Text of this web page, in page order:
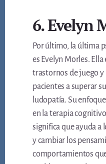
6. Evelyn
Por último, la última
es Evelyn Morles. Ella
trastornos de juego y
pacientes a superar
ludopatía. Su
en la terapia
significa que ayuda a
y cambiar los
comportamientos